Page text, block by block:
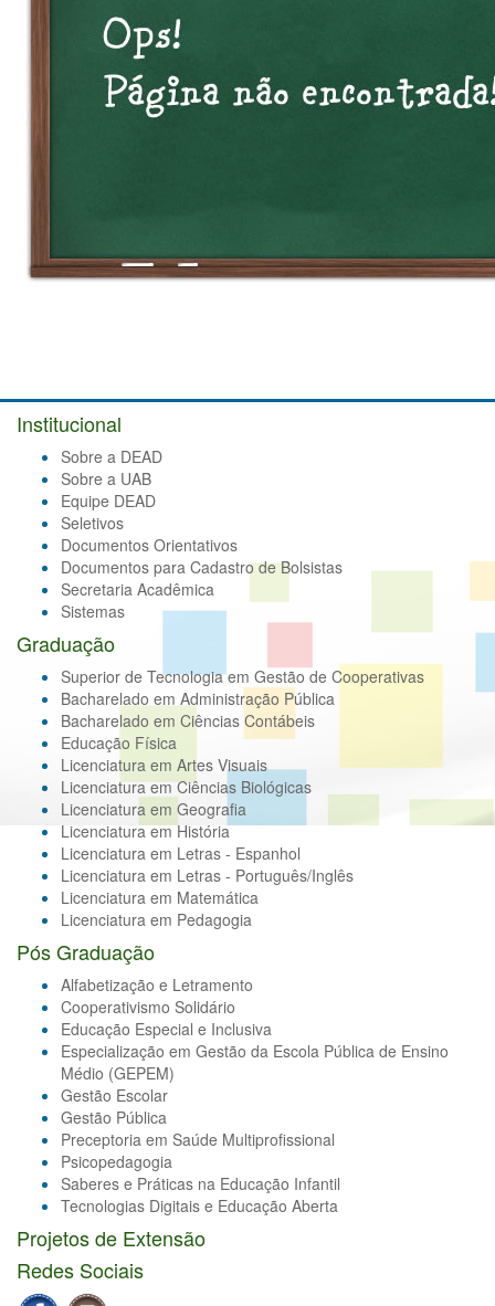
Institucional
Sobre a DEAD
Sobre a UAB
Equipe DEAD
Seletivos
Documentos Orientativos
Documentos para Cadastro de Bolsistas
Secretaria Acadêmica
Sistemas
Graduação
Superior de Tecnologia em Gestão de Cooperativas
Bacharelado em Administração Pública
Bacharelado em Ciências Contábeis
Educação Física
Licenciatura em Artes Visuais
Licenciatura em Ciências Biológicas
Licenciatura em Geografia
Licenciatura em História
Licenciatura em Letras - Espanhol
Licenciatura em Letras - Português/Inglês
Licenciatura em Matemática
Licenciatura em Pedagogia
Pós Graduação
Alfabetização e Letramento
Cooperativismo Solidário
Educação Especial e Inclusiva
Especialização em Gestão da Escola Pública de Ensino
Médio (GEPEM)
Gestão Escolar
Gestão Pública
Preceptoria em Saúde Multiprofissional
Psicopedagogia
Saberes e Práticas na Educação Infantil
Tecnologias Digitais e Educação Aberta
Projetos de Extensão
Redes Sociais